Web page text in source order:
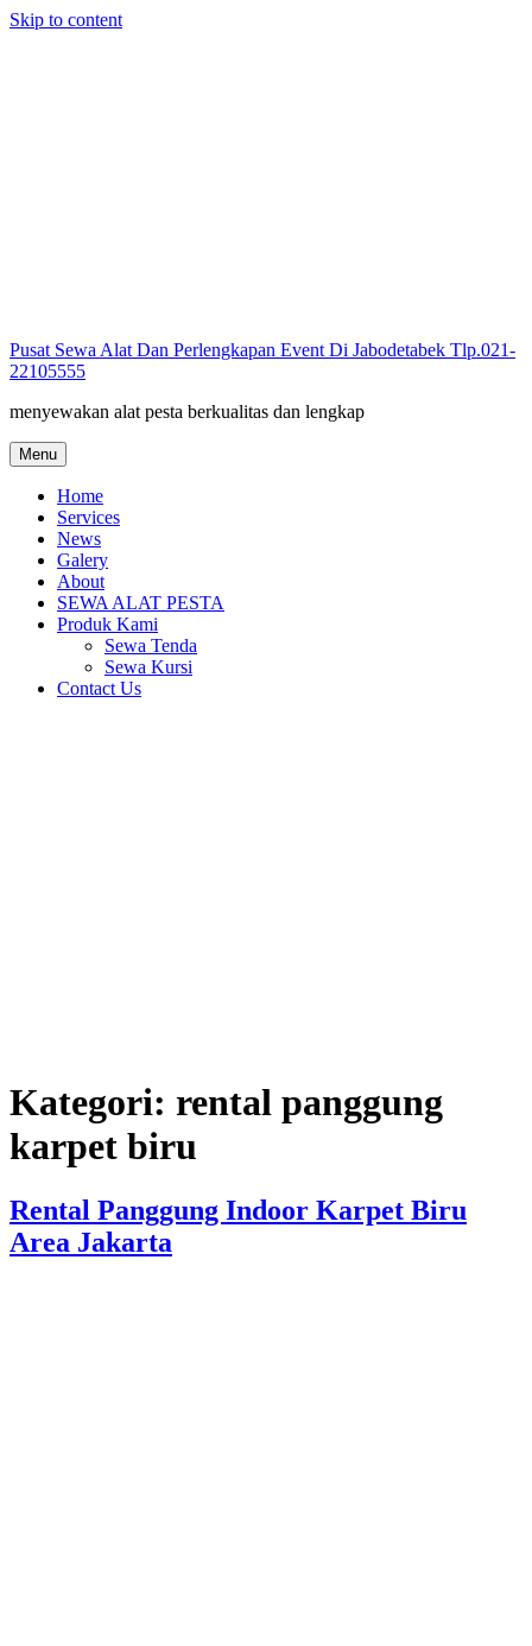
Skip to content
Pusat Sewa Alat Dan Perlengkapan Event Di Jabodetabek Tlp.021-
22105555
menyewakan alat pesta berkualitas dan lengkap
Menu
Home
Services
News
Galery
About
SEWA ALAT PESTA
Produk Kami
Sewa Tenda
Sewa Kursi
Contact Us
Kategori: rental panggung
karpet biru
Rental Panggung Indoor Karpet Biru
Area Jakarta